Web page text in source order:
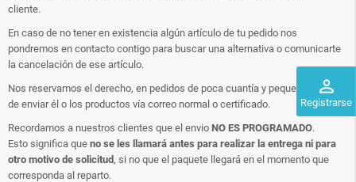
perm_identity
Registrarse
cliente.
En caso de no tener en existencia algún artículo de tu pedido nos
pondremos en contacto contigo para buscar una alternativa o comunicarte
la cancelación de ese artículo.
Nos reservamos el derecho, en pedidos de poca cuantía y pequeño tamaño,
de enviar él o los productos vía correo normal o certificado.
Recordamos a nuestros clientes que el envio NO ES PROGRAMADO.
Esto significa que no se les llamará antes para realizar la entrega ni para
otro motivo de solicitud, si no que el paquete llegará en el momento que
corresponda al reparto.